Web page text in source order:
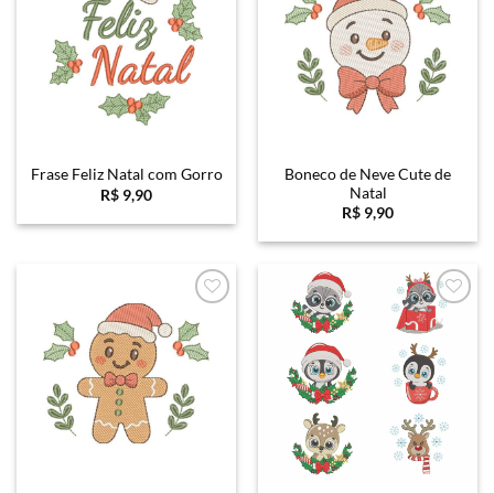
Frase Feliz Natal com Gorro
R$ 9,90
Boneco de Neve Cute de
Natal
R$ 9,90
Favoritar Favoritar